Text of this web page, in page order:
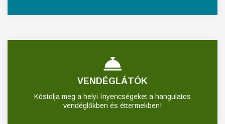
VENDÉGLÁTÓK
Kóstolja meg a helyi ínyencségeket a hangulatos
vendéglőkben és éttermekben!